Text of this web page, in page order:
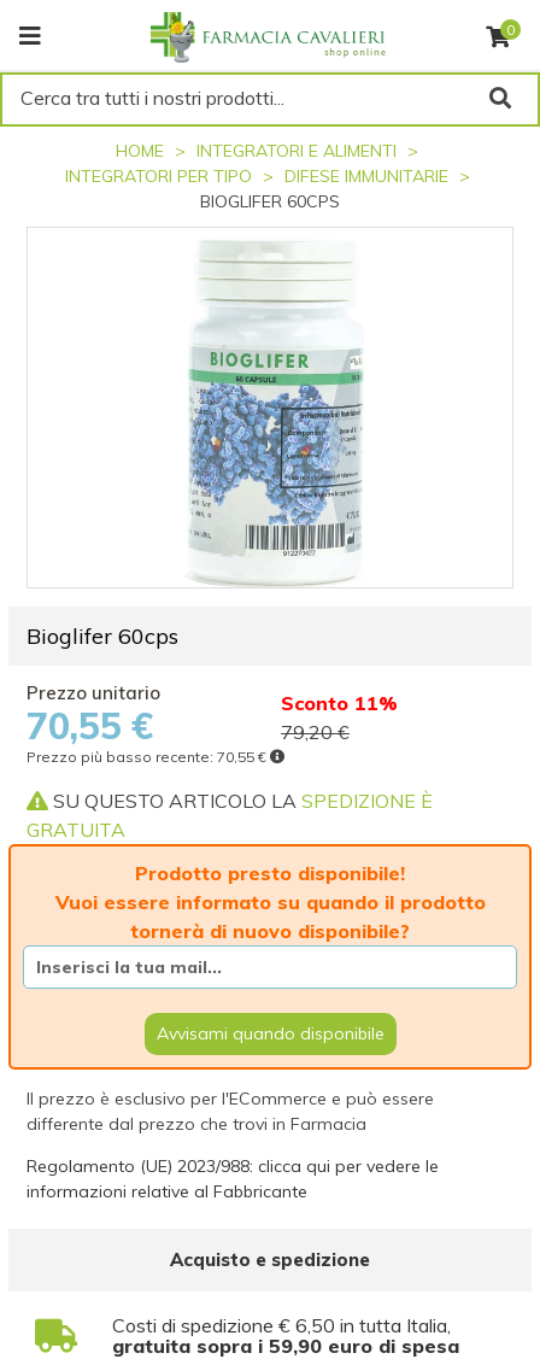
0
Cerca tra tutti i nostri prodotti...
HOME
INTEGRATORI E ALIMENTI
INTEGRATORI PER TIPO
DIFESE IMMUNITARIE
BIOGLIFER 60CPS
Bioglifer 60cps
70,55 €
Sconto 11%
79,20 €
Prezzo più basso recente:70,55 €
SU QUESTO ARTICOLO LASPEDIZIONE È
GRATUITA
Prodotto presto disponibile!
Vuoi essere informato su quando il prodotto
tornerà di nuovo disponibile?
Avvisami quando disponibile
Il prezzo è esclusivo per l'ECommerce e può essere
differente dal prezzo che trovi in Farmacia
Regolamento (UE) 2023/988: clicca qui per vedere le
informazioni relative al Fabbricante
Acquisto e spedizione
Costi di spedizione € 6,50 in tutta Italia,
gratuita sopra i 59,90 euro di spesa